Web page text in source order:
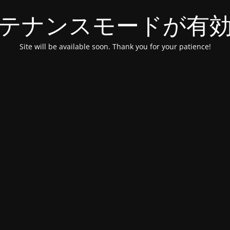
ナンスモードが有
Site will be available soon. Thank you for your patience!